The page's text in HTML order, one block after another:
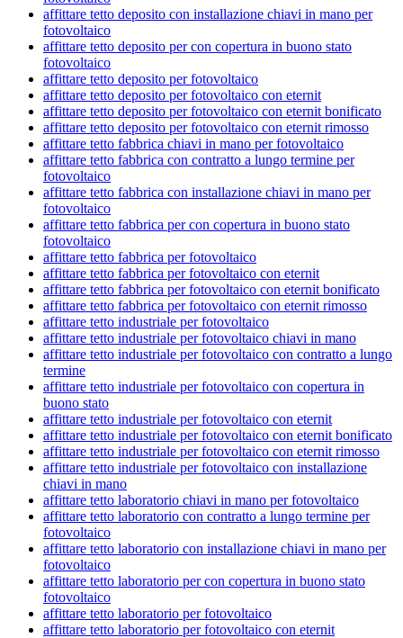
affittare tetto deposito con installazione chiavi in mano per
fotovoltaico
affittare tetto deposito per con copertura in buono stato
fotovoltaico
affittare tetto deposito per fotovoltaico
affittare tetto deposito per fotovoltaico con eternit
affittare tetto deposito per fotovoltaico con eternit bonificato
affittare tetto deposito per fotovoltaico con eternit rimosso
affittare tetto fabbrica chiavi in mano per fotovoltaico
affittare tetto fabbrica con contratto a lungo termine per
fotovoltaico
affittare tetto fabbrica con installazione chiavi in mano per
fotovoltaico
affittare tetto fabbrica per con copertura in buono stato
fotovoltaico
affittare tetto fabbrica per fotovoltaico
affittare tetto fabbrica per fotovoltaico con eternit
affittare tetto fabbrica per fotovoltaico con eternit bonificato
affittare tetto fabbrica per fotovoltaico con eternit rimosso
affittare tetto industriale per fotovoltaico
affittare tetto industriale per fotovoltaico chiavi in mano
affittare tetto industriale per fotovoltaico con contratto a lungo
termine
affittare tetto industriale per fotovoltaico con copertura in
buono stato
affittare tetto industriale per fotovoltaico con eternit
affittare tetto industriale per fotovoltaico con eternit bonificato
affittare tetto industriale per fotovoltaico con eternit rimosso
affittare tetto industriale per fotovoltaico con installazione
chiavi in mano
affittare tetto laboratorio chiavi in mano per fotovoltaico
affittare tetto laboratorio con contratto a lungo termine per
fotovoltaico
affittare tetto laboratorio con installazione chiavi in mano per
fotovoltaico
affittare tetto laboratorio per con copertura in buono stato
fotovoltaico
affittare tetto laboratorio per fotovoltaico
affittare tetto laboratorio per fotovoltaico con eternit